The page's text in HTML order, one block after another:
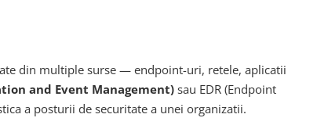
din multiple surse — endpoint-uri, retele, aplicatii
and Event Management) sau EDR (Endpoint
a posturii de securitate a unei organizatii.